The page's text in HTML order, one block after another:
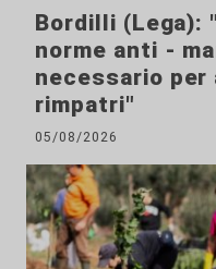
Bordilli (Lega):
norme anti -
necessario per
rimpatri"
05/08/2026